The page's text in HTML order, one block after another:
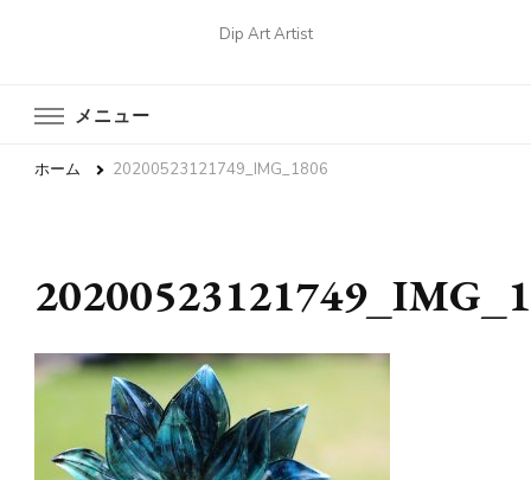
Dip Art Artist
メニュー
ホーム 20200523121749_IMG_1806